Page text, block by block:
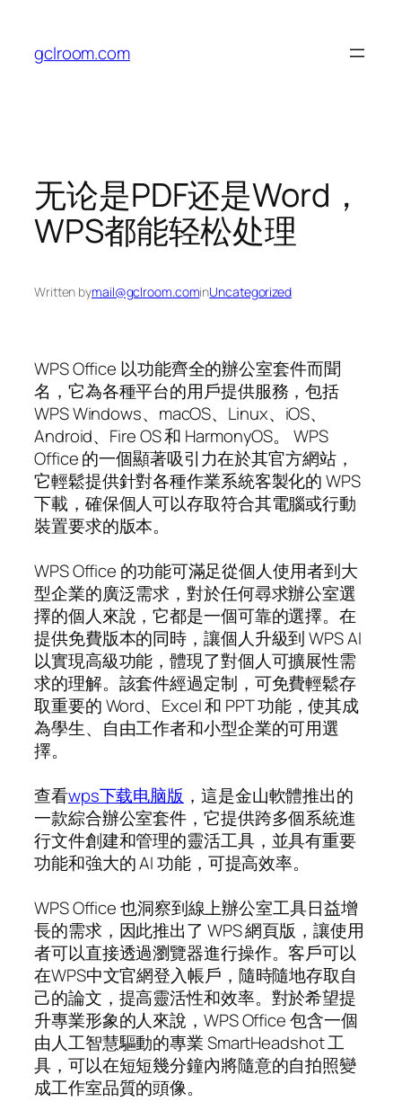
content
gclroom.com
无论是PDF还是Word，
WPS都能轻松处理
Written bymail@gclroom.cominUncategorized
WPS Office 以功能齊全的辦公室套件而聞
名，它為各種平台的用戶提供服務，包括
WPS Windows、macOS、Linux、iOS、
Android、Fire OS 和 HarmonyOS。 WPS
Office 的一個顯著吸引力在於其官方網站，
它輕鬆提供針對各種作業系統客製化的 WPS
下載，確保個人可以存取符合其電腦或行動
裝置要求的版本。
WPS Office 的功能可滿足從個人使用者到大
型企業的廣泛需求，對於任何尋求辦公室選
擇的個人來說，它都是一個可靠的選擇。在
提供免費版本的同時，讓個人升級到 WPS AI
以實現高級功能，體現了對個人可擴展性需
求的理解。該套件經過定制，可免費輕鬆存
取重要的 Word、Excel 和 PPT 功能，使其成
為學生、自由工作者和小型企業的可用選
擇。
查看wps下载电脑版 ，這是金山軟體推出的
一款綜合辦公室套件，它提供跨多個系統進
行文件創建和管理的靈活工具，並具有重要
功能和強大的 AI 功能，可提高效率。
WPS Office 也洞察到線上辦公室工具日益增
長的需求，因此推出了 WPS 網頁版，讓使用
者可以直接透過瀏覽器進行操作。客戶可以
在WPS中文官網登入帳戶，隨時隨地存取自
己的論文，提高靈活性和效率。對於希望提
升專業形象的人來說，WPS Office 包含一個
由人工智慧驅動的專業 SmartHeadshot 工
具，可以在短短幾分鐘內將隨意的自拍照變
成工作室品質的頭像。